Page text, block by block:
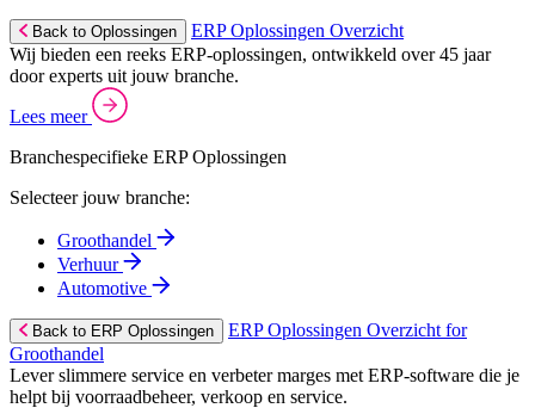
Back to Oplossingen
ERP Oplossingen Overzicht
Wij bieden een reeks ERP-oplossingen, ontwikkeld over 45 jaar
door experts uit jouw branche.
Lees meer
Branchespecifieke ERP Oplossingen
Selecteer jouw branche:
Groothandel
Verhuur
Automotive
Back to ERP Oplossingen
ERP Oplossingen Overzicht for
Groothandel
Lever slimmere service en verbeter marges met ERP-software die je
helpt bij voorraadbeheer, verkoop en service.